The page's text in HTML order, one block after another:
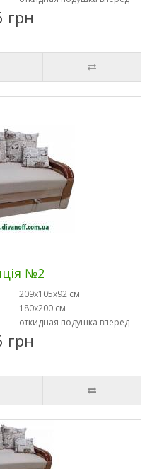
грн
№2
209х105х92 см
180х200 см
откидная подушка вперед
грн